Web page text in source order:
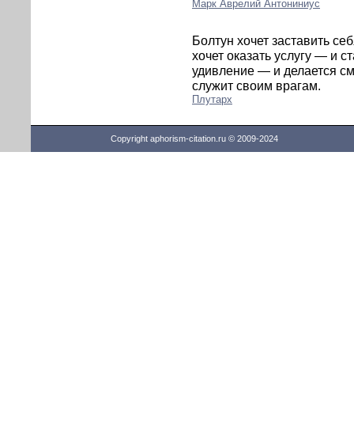
Марк Аврелий Антониниус
Болтун хочет заставить
хочет оказать услугу — и
удивление — и делается
служит своим врагам.
Плутарх
Copyright aphorism-citation.ru © 2009-2024